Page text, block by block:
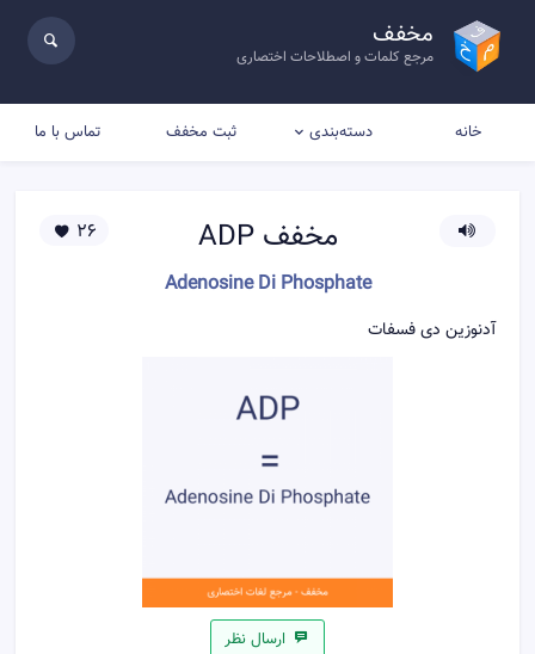
مخفف
مرجع کلمات و اصطلاحات اختصاری
خانه دسته‌بندی ثبت مخفف تماس با ما
مخففADP
Adenosine Di Phosphate
26
آدنوزین دی فسفات
ارسال نظر